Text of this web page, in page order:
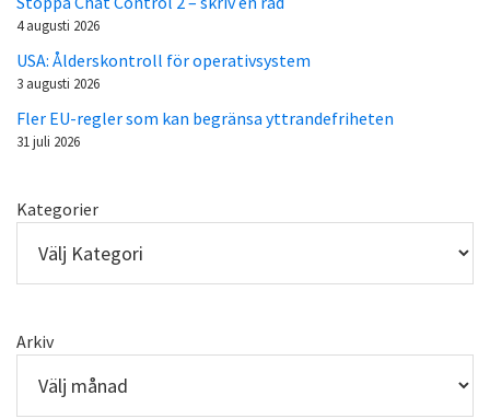
4 augusti 2026
USA: Ålderskontroll för operativsystem
3 augusti 2026
Fler EU-regler som kan begränsa yttrandefriheten
31 juli 2026
Kategorier
Arkiv